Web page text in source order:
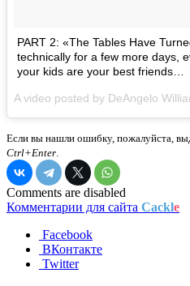
PART 2: «The Tables Have
technically for a few more days,
your kids are your best friends…
Если вы нашли ошибку, пожалуйста,
Ctrl+Enter.
Comments are disabled
Комментарии для сайта Cackle
Facebook
ВКонтакте
Twitter